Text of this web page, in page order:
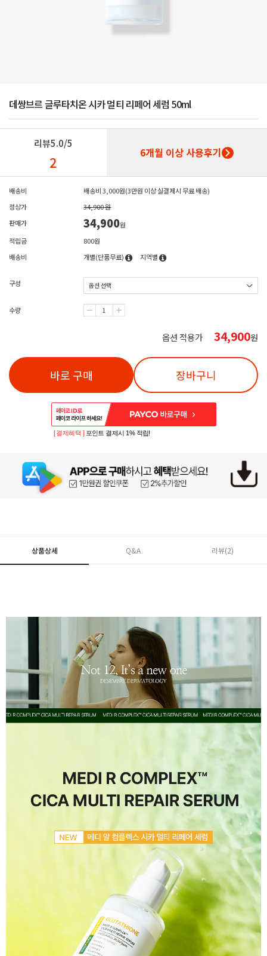
데쌍브르 글루타치온 시카 멀티 리페어 세럼 50ml
리뷰5.0/5
2 6개월 이상 사용후기
배송비
배송비 3,000원(3만원 이상 실결제시 무료 배송)
정상가
34,900 원
판매가
34,900원
적립금
800원
배송비
개별(단품무료) 지역별
구성
수량
옵션 적용가 34,900원
바로 구매 장바구니
페이코 ID로 페
PAYCO 바로구매
[ 결제혜택 ] 포인트 결제시 1% 적립!
상품상세 Q&A 리뷰(2)